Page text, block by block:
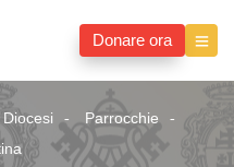
Donare ora
Diocesi
Parrocchie